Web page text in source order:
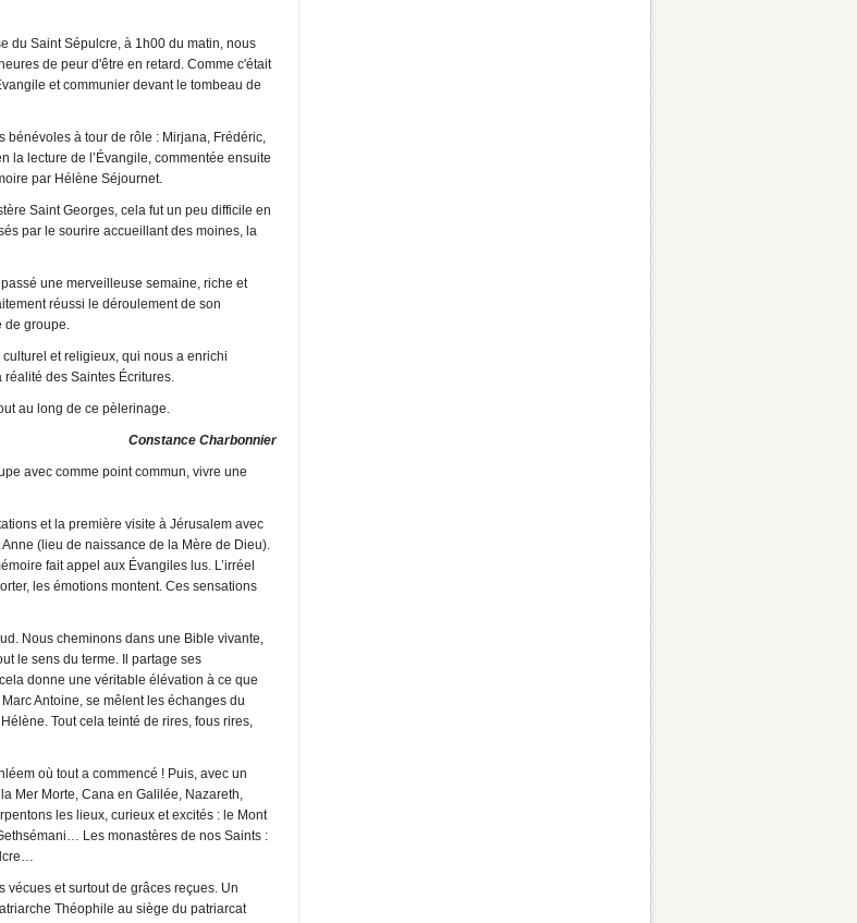
du Saint Sépulcre, à 1h00 du matin, nous
de peur d'être en retard. Comme c'était
et communier devant le tombeau de
à tour de rôle : Mirjana, Frédéric,
la lecture de l’Évangile, commentée ensuite
par Hélène Séjournet.
Saint Georges, cela fut un peu difficile en
par le sourire accueillant des moines, la
une merveilleuse semaine, riche et
réussi le déroulement de son
de groupe.
et religieux, qui nous a enrichi
des Saintes Écritures.
au long de ce pèlerinage.
Constance Charbonnier
avec comme point commun, vivre une
et la première visite à Jérusalem avec
(lieu de naissance de la Mère de Dieu).
fait appel aux Évangiles lus. L’irréel
les émotions montent. Ces sensations
Nous cheminons dans une Bible vivante,
le sens du terme. Il partage ses
donne une véritable élévation à ce que
Antoine, se mêlent les échanges du
Tout cela teinté de rires, fous rires,
où tout a commencé ! Puis, avec un
Mer Morte, Cana en Galilée, Nazareth,
les lieux, curieux et excités : le Mont
Les monastères de nos Saints :
vécues et surtout de grâces reçues. Un
Théophile au siège du patriarcat